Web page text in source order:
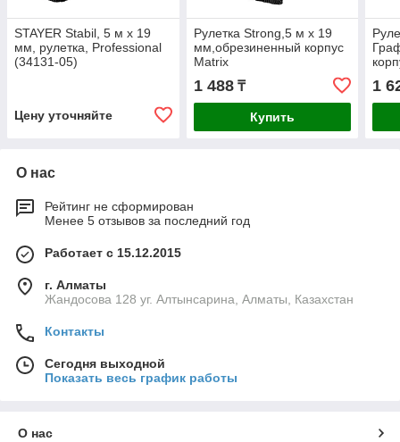
STAYER Stabil, 5 м х 19
мм, рулетка, Professional
(34131-05)
Цену уточняйте
Рулетка Strong,5 м х 19
мм,обрезиненный корпус
Matrix
1 488₸
Купить
1
О нас
Рейтинг не сформирован
Менее 5 отзывов за последний год
Работает с 15.12.2015
г. Алматы
Жандосова 128 уг. Алтынсарина, Алматы, Казахстан
Контакты
Сегодня выходной
Показать весь график работы
О нас